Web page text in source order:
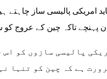
امریکی پالیسی ساز چاہتے
پہنچے تاکہ چین کے عروج
پالیسی سازوں کو اس
ہے کہ چین کو تنہا